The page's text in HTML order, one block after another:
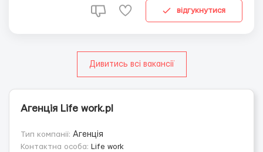
график пн-сб: 10-12 часо...
відгукнутися
Дивитись всі вакансії
Агенція Life work.pl
Тип компанії: Агенція
Контактна особа: Life work